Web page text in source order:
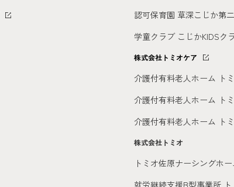
認可保育園 草深こじか第
学童クラブ こじかKIDSク
株式会社トミオケア
介護付有料老人ホーム ト
介護付有料老人ホーム ト
介護付有料老人ホーム ト
株式会社トミオ
トミオ佐原ナーシングホ